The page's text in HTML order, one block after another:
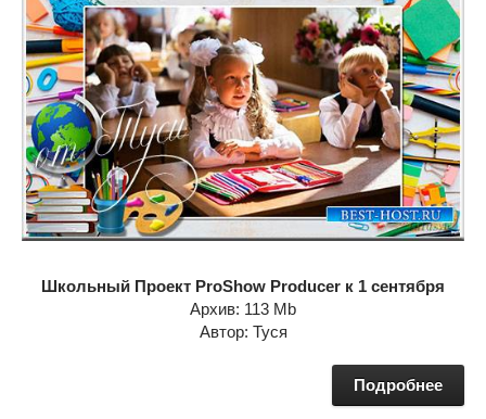
Школьный Проект ProShow Producer к 1 сентября
Архив: 113 Mb
Автор: Туся
Подробнее